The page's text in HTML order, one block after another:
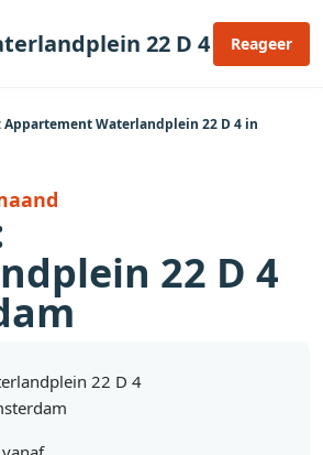
22 D 4 Reageer
Appartement Waterlandplein 22 D 4 in
22 D 4
22 D 4